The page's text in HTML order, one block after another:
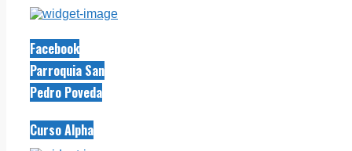
Facebook
Parroquia San
Pedro Poveda
Curso Alpha